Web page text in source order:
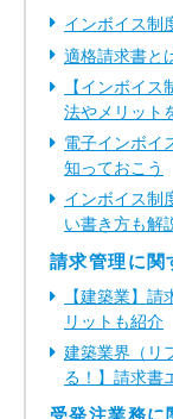
インボイス制
適格請求書と
【インボイ
法やメリット
電子インボイ
知っておこう
インボイス制
い書き方も解
請求管理に関
【建築業】
リットも紹介
建築業界（リ
る！】請求書